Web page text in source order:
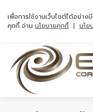
เพื่อการใช้งานเว็บไซต์ได้อย่าง
คุกกี้ อ่าน นโยบายคุกกี้ | นโย